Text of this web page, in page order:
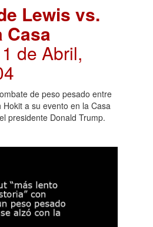
Lewis vs.
Casa
de Abril,
de peso pesado entre
Hokit a su evento en la Casa
presidente Donald Trump.